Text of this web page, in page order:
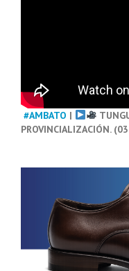
#AMBATO |
PROVINCIALIZACIÓN.